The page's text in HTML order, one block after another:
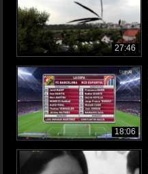
27:46
18:06